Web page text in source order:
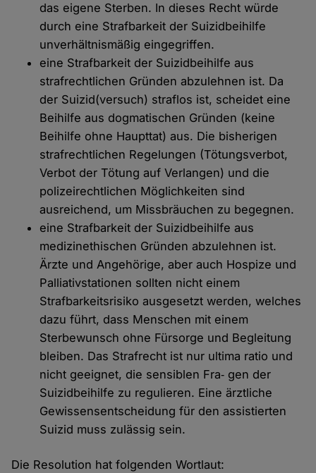
das eigene Sterben. In dieses Recht würde
durch eine Strafbarkeit der Suizidbeihilfe
unverhältnismäßig eingegriffen.
eine Strafbarkeit der Suizidbeihilfe aus
strafrechtlichen Gründen abzulehnen ist. Da
der Suizid(versuch) straflos ist, scheidet eine
Beihilfe aus dogmatischen Gründen (keine
Beihilfe ohne Haupttat) aus. Die bisherigen
strafrechtlichen Regelungen (Tötungsverbot,
Verbot der Tötung auf Verlangen) und die
polizeirechtlichen Möglichkeiten sind
ausreichend, um Missbräuchen zu begegnen.
eine Strafbarkeit der Suizidbeihilfe aus
medizinethischen Gründen abzulehnen ist.
Ärzte und Angehörige, aber auch Hospize und
Palliativstationen sollten nicht einem
Strafbarkeitsrisiko ausgesetzt werden, welches
dazu führt, dass Menschen mit einem
Sterbewunsch ohne Fürsorge und Begleitung
bleiben. Das Strafrecht ist nur ultima ratio und
nicht geeignet, die sensiblen Fra‐ gen der
Suizidbeihilfe zu regulieren. Eine ärztliche
Gewissensentscheidung für den assistierten
Suizid muss zulässig sein.
Die Resolution hat folgenden Wortlaut: